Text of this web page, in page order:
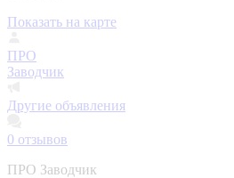
Показать на карте
ПРО
Заводчик
Другие объявления
0 отзывов
ПРО Заводчик